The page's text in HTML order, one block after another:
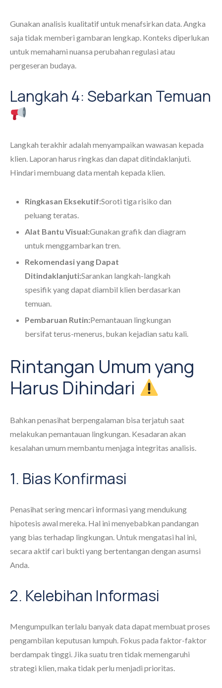
Gunakan analisis kualitatif untuk menafsirkan data. Angka
saja tidak memberi gambaran lengkap. Konteks diperlukan
untuk memahami nuansa perubahan regulasi atau
pergeseran budaya.
Langkah 4: Sebarkan Temuan
Langkah terakhir adalah menyampaikan wawasan kepada
klien. Laporan harus ringkas dan dapat ditindaklanjuti.
Hindari membuang data mentah kepada klien.
Ringkasan Eksekutif:Soroti tiga risiko dan
peluang teratas.
Alat Bantu Visual:Gunakan grafik dan diagram
untuk menggambarkan tren.
Rekomendasi yang Dapat
Ditindaklanjuti:Sarankan langkah-langkah
spesifik yang dapat diambil klien berdasarkan
temuan.
Pembaruan Rutin:Pemantauan lingkungan
bersifat terus-menerus, bukan kejadian satu kali.
Rintangan Umum yang
Harus Dihindari
Bahkan penasihat berpengalaman bisa terjatuh saat
melakukan pemantauan lingkungan. Kesadaran akan
kesalahan umum membantu menjaga integritas analisis.
1. Bias Konfirmasi
Penasihat sering mencari informasi yang mendukung
hipotesis awal mereka. Hal ini menyebabkan pandangan
yang bias terhadap lingkungan. Untuk mengatasi hal ini,
secara aktif cari bukti yang bertentangan dengan asumsi
Anda.
2. Kelebihan Informasi
Mengumpulkan terlalu banyak data dapat membuat proses
pengambilan keputusan lumpuh. Fokus pada faktor-faktor
berdampak tinggi. Jika suatu tren tidak memengaruhi
strategi klien, maka tidak perlu menjadi prioritas.